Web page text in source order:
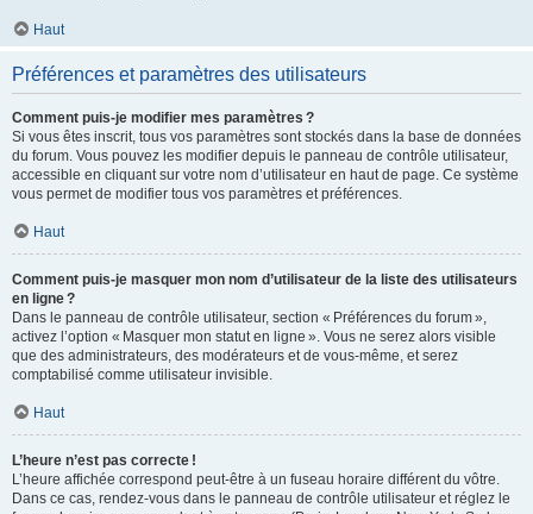
Haut
Préférences et paramètres des utilisateurs
Comment puis-je modifier mes paramètres ?
Si vous êtes inscrit, tous vos paramètres sont stockés dans la base de données
du forum. Vous pouvez les modifier depuis le panneau de contrôle utilisateur,
accessible en cliquant sur votre nom d’utilisateur en haut de page. Ce système
vous permet de modifier tous vos paramètres et préférences.
Haut
Comment puis-je masquer mon nom d’utilisateur de la liste des utilisateurs
en ligne ?
Dans le panneau de contrôle utilisateur, section « Préférences du forum »,
activez l’option « Masquer mon statut en ligne ». Vous ne serez alors visible
que des administrateurs, des modérateurs et de vous-même, et serez
comptabilisé comme utilisateur invisible.
Haut
L’heure n’est pas correcte !
L’heure affichée correspond peut-être à un fuseau horaire différent du vôtre.
Dans ce cas, rendez-vous dans le panneau de contrôle utilisateur et réglez le